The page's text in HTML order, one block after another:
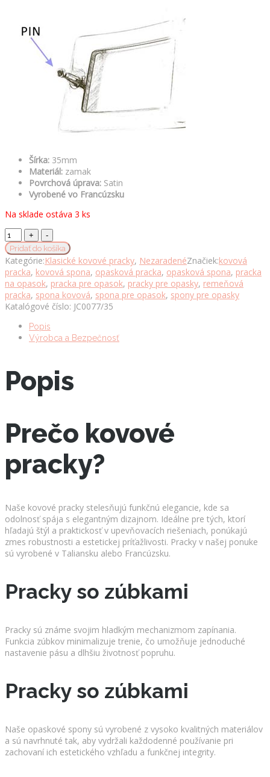
Šírka: 35mm
Materiál: zamak
Povrchová úprava: Satin
Vyrobené vo Francúzsku
Na sklade ostáva 3 ks
Kovová
pracka
CONSTRUCT,
35mm
množstvo
Pridať do košíka
Kategórie:Klasické kovové pracky, NezaradenéZnačiek:kovová
pracka, kovová spona, opasková pracka, opasková spona, pracka
na opasok, pracka pre opasok, pracky pre opasky, remeňová
pracka, spona kovová, spona pre opasok, spony pre opasky
Katalógové číslo: JC0077/35
Popis
Výrobca a Bezpečnosť
Popis
Prečo kovové
pracky?
Naše kovové pracky stelesňujú funkčnú elegancie, kde sa
odolnosť spája s elegantným dizajnom. Ideálne pre tých, ktorí
hľadajú štýl a praktickosť v upevňovacích riešeniach, ponúkajú
zmes robustnosti a estetickej príťažlivosti. Pracky v našej ponuke
sú vyrobené v Taliansku alebo Francúzsku.
Pracky so zúbkami
Pracky sú známe svojim hladkým mechanizmom zapínania.
Funkcia zúbkov minimalizuje trenie, čo umožňuje jednoduché
nastavenie pásu a dlhšiu životnosť popruhu.
Pracky so zúbkami
Naše opaskové spony sú vyrobené z vysoko kvalitných materiálov
a sú navrhnuté tak, aby vydržali každodenné používanie pri
zachovaní ich estetického vzhľadu a funkčnej integrity.